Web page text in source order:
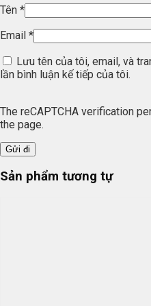
Tên *
Email *
Lưu tên của tôi, email, và
lần bình luận kế tiếp của tôi.
The reCAPTCHA verification
the page.
Sản phẩm tương tự